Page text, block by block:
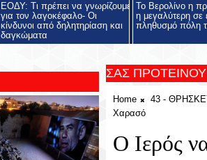
ΕΟΔΥ: Τι πρέπει να γνωρίζουμε
για τον λαγοκέφαλο- Οι
κίνδυνοι από δηλητηρίαση και
δαγκώματα
Το Βερολίνο η
η μεγαλύτερη σε
πληθυσμό πόλη
ΣΑΣ
Home 43 -
Χαρασό
Ο Ιερός